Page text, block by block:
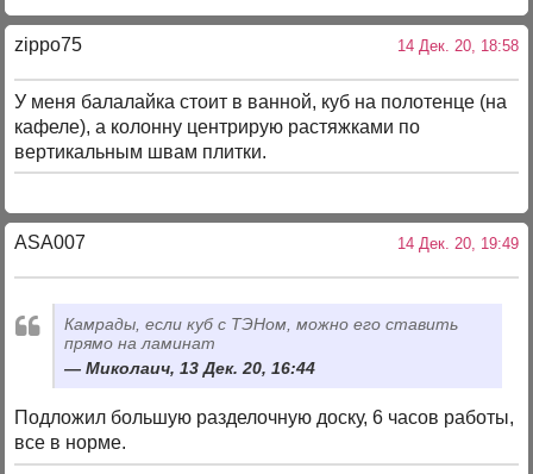
zippo75 14 Дек. 20, 18:58
У меня балалайка стоит в ванной, куб на полотенце (на
кафеле), а колонну центрирую растяжками по
вертикальным швам плитки.
ASA007 14 Дек. 20, 19:49
Камрады, если куб с ТЭНом, можно его ставить
прямо на ламинат
Миколаич, 13 Дек. 20, 16:44
Подложил большую разделочную доску, 6 часов работы,
все в норме.